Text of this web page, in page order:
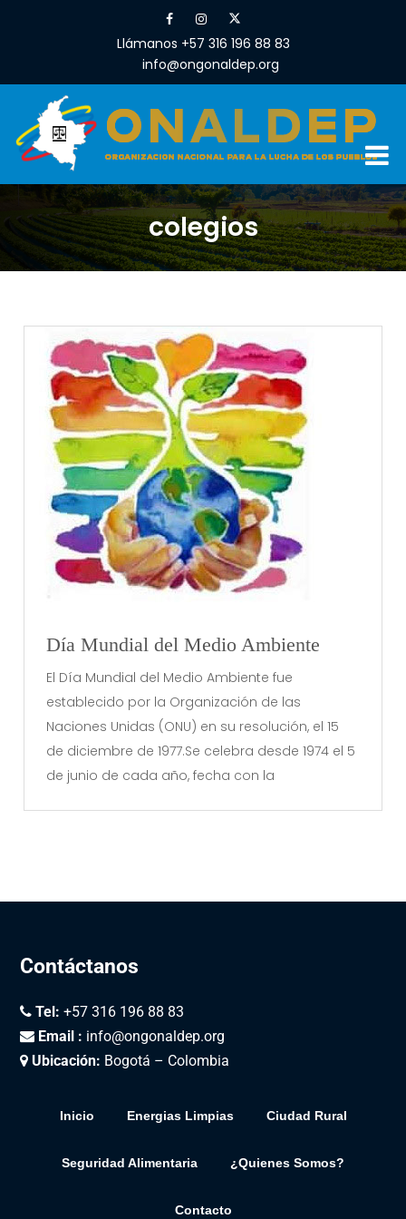
Llámanos +57 316 196 88 83
info@ongonaldep.org
colegios
Día Mundial del Medio Ambiente
El Día Mundial del Medio Ambiente fue
establecido por la Organización de las
Naciones Unidas (ONU) en su resolución, el 15
de diciembre de 1977.Se celebra desde 1974 el 5
de junio de cada año, fecha con la
Contáctanos
Tel: +57 316 196 88 83
Email : info@ongonaldep.org
Ubicación: Bogotá – Colombia
Inicio Energias Limpias Ciudad Rural
Seguridad Alimentaria ¿Quienes Somos?
Contacto